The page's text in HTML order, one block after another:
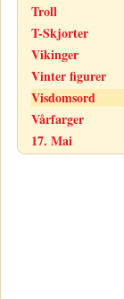
Troll
T-Skjorter
Vikinger
Vinter figurer
Visdomsord
Vårfarger
17. Mai